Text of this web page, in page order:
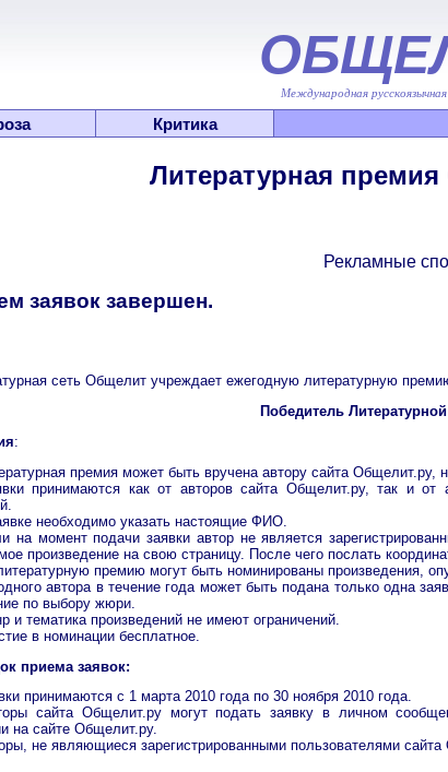
Международная
Критика
Литературная премия
Рекламные
заявок завершен.
сеть Общелит учреждает ежегодную литературную
Победитель
:
премия может быть вручена автору сайта Общелит.ру,
принимаются как от авторов сайта Общелит.ру, так и
необходимо указать настоящие ФИО.
на момент подачи заявки автор не является
произведение на свою страницу. После чего послать
премию могут быть номинированы произведения,
автора в течение года может быть подана только одна
по выбору жюри.
и тематика произведений не имеют ограничений.
в номинации бесплатное.
приема заявок:
принимаются с 1 марта 2010 года по 30 ноября 2010 года.
сайта Общелит.ру могут подать заявку в личном
на сайте Общелит.ру.
не являющиеся зарегистрированными пользователями